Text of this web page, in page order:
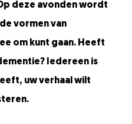
deze avonden wordt
vormen van
om kunt gaan. Heeft
Iedereen is
uw verhaal wilt